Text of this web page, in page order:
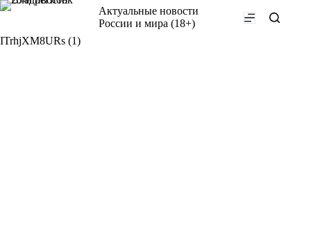
Перейти
Актуальные новости
России и мира (18+)
ITrhjXM8URs (1)